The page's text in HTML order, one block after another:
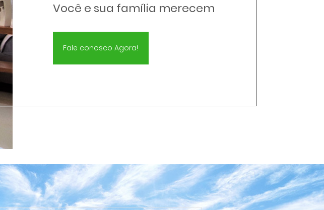
Você e sua família merecem
Fale conosco Agora!